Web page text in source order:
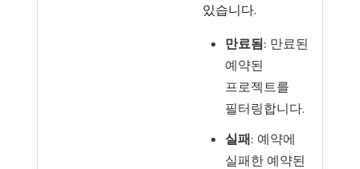
있습니다.
만료됨: 만료된
예약된
프로젝트를
필터링합니다.
실패: 예약에
실패한 예약된